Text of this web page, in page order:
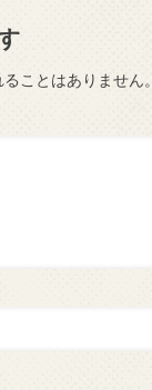
ことはありません。